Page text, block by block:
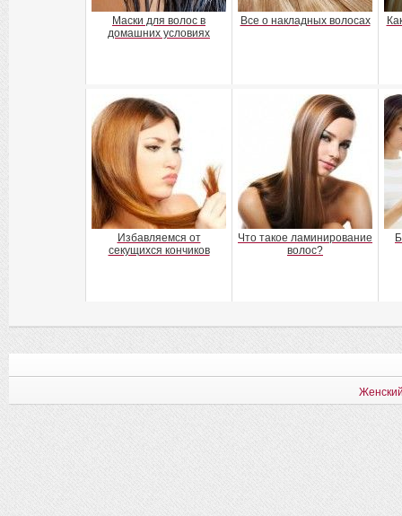
Маски для волос в
домашних условиях
Все о накладных волосах
Избавляемся от
секущихся кончиков
Что такое ламинирование
волос?